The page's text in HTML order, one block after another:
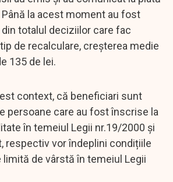
la acest moment au fost
totalul deciziilor care fac
de recalculare, creșterea medie
135 de lei.
context, că beneficiari sunt
persoane care au fost înscrise la
în temeiul Legii nr.19/2000 și
respectiv vor îndeplini condițiile
limită de vârstă în temeiul Legii